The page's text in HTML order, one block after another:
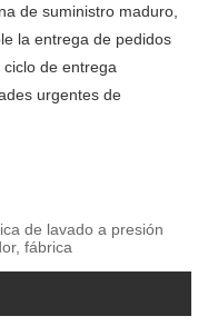
de suministro maduro,
la entrega de pedidos
de entrega
urgentes de
de lavado a presión
fábrica